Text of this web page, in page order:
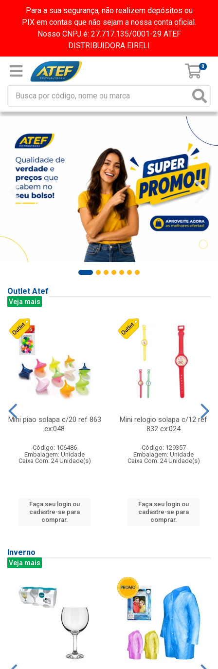
Para a sua segurança, não realizem depósitos ou
PIX em contas que não sejam a nossa conta oficial.
Nosso CNPJ é: 27.717.135/0001-29 ATEF
DISTRIBUIDORA EIRELI
0
Outlet Atef
Veja mais
Mini piao solapa c/20 ref 863
cx:048
Código: 106486
Embalagem: Unidade
Caixa Com: 24 Unidade(s)
Faça seu login ou
cadastre-se para
comprar.
Mini relogio solapa c/12 ref
832 cx:024
Código: 129357
Embalagem: Unidade
Caixa Com: 24 Unidade(s)
Faça seu login ou
cadastre-se para
comprar.
Inverno
Veja mais